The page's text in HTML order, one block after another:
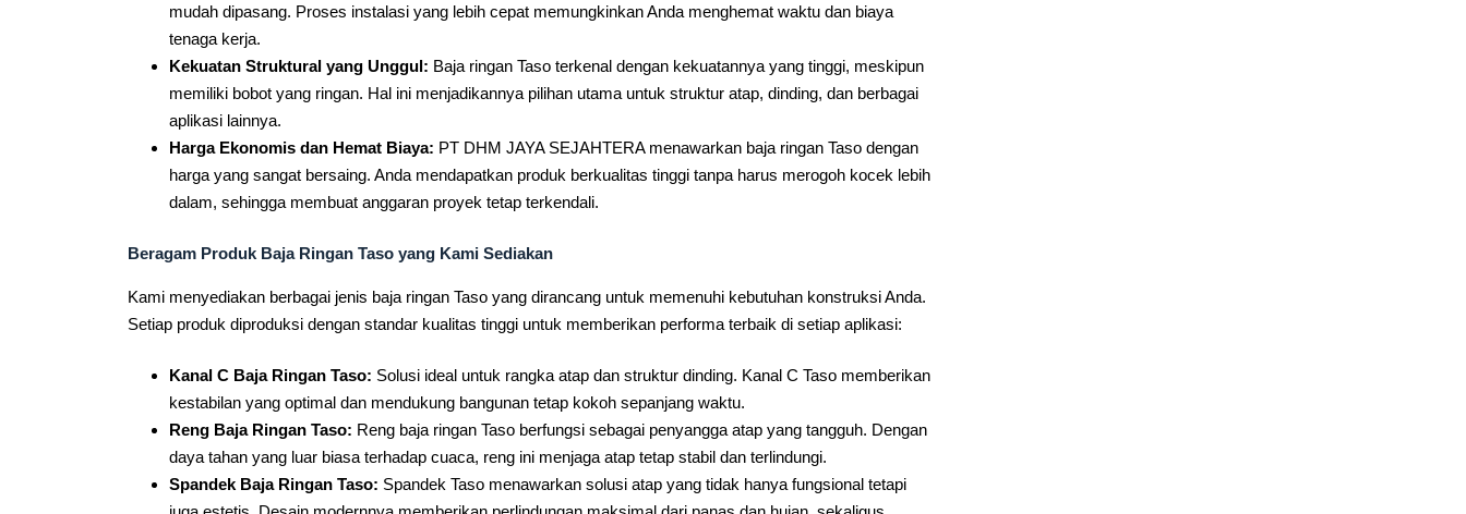
mudah dipasang. Proses instalasi yang lebih cepat memungkinkan Anda menghemat waktu dan biaya
tenaga kerja.
Kekuatan Struktural yang Unggul: Baja ringan Taso terkenal dengan kekuatannya yang tinggi, meskipun
memiliki bobot yang ringan. Hal ini menjadikannya pilihan utama untuk struktur atap, dinding, dan berbagai
aplikasi lainnya.
Harga Ekonomis dan Hemat Biaya: PT DHM JAYA SEJAHTERA menawarkan baja ringan Taso dengan
harga yang sangat bersaing. Anda mendapatkan produk berkualitas tinggi tanpa harus merogoh kocek lebih
dalam, sehingga membuat anggaran proyek tetap terkendali.
Beragam Produk Baja Ringan Taso yang Kami Sediakan
Kami menyediakan berbagai jenis baja ringan Taso yang dirancang untuk memenuhi kebutuhan konstruksi Anda.
Setiap produk diproduksi dengan standar kualitas tinggi untuk memberikan performa terbaik di setiap aplikasi:
Kanal C Baja Ringan Taso: Solusi ideal untuk rangka atap dan struktur dinding. Kanal C Taso memberikan
kestabilan yang optimal dan mendukung bangunan tetap kokoh sepanjang waktu.
Reng Baja Ringan Taso: Reng baja ringan Taso berfungsi sebagai penyangga atap yang tangguh. Dengan
daya tahan yang luar biasa terhadap cuaca, reng ini menjaga atap tetap stabil dan terlindungi.
Spandek Baja Ringan Taso: Spandek Taso menawarkan solusi atap yang tidak hanya fungsional tetapi